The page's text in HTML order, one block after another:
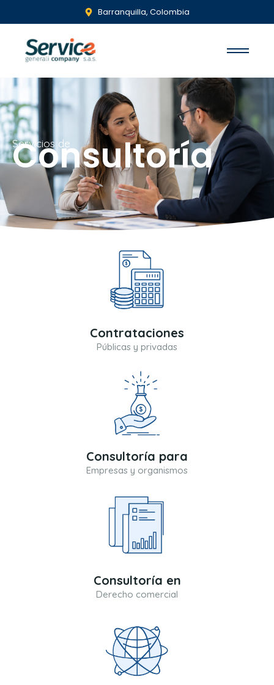
Barranquilla, Colombia
Servicios de
Consultoría
Contrataciones
Públicas y privadas
Consultoría para
Empresas y organismos
Consultoría en
Derecho comercial